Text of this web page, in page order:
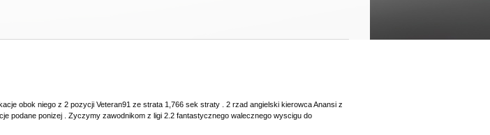
obok niego z 2 pozycji Veteran91 ze strata 1,766 sek straty . 2 rzad angielski kierowca Anansi z
podane ponizej . Zyczymy zawodnikom z ligi 2.2 fantastycznego walecznego wyscigu do